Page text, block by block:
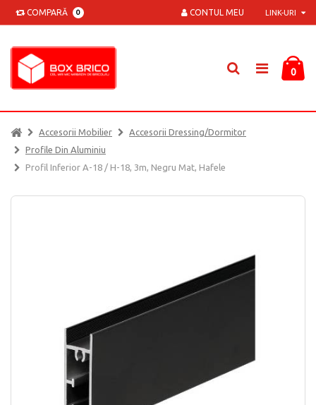
COMPARĂ 0 LINK-URI
CONTUL MEU
0
Accesorii Mobilier
Accesorii Dressing/dormitor
Profile Din Aluminiu
Profil Inferior A-18 / H-18, 3m, Negru Mat, Hafele